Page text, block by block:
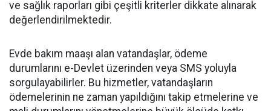
ve sağlık raporları gibi çeşitli kriterler dikkate alınarak
değerlendirilmektedir.
Evde bakım maaşı alan vatandaşlar, ödeme
durumlarını e-Devlet üzerinden veya SMS yoluyla
sorgulayabilirler. Bu hizmetler, vatandaşların
ödemelerinin ne zaman yapıldığını takip etmelerine ve